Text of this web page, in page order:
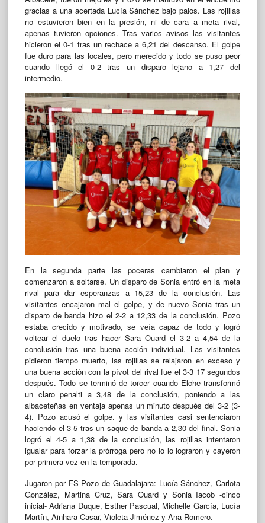
gracias a una acertada Lucía Sánchez bajo palos. Las rojillas
no estuvieron bien en la presión, ni de cara a meta rival,
apenas tuvieron opciones. Tras varios avisos las visitantes
hicieron el 0-1 tras un rechace a 6,21 del descanso. El golpe
fue duro para las locales, pero merecido y todo se puso peor
cuando llegó el 0-2 tras un disparo lejano a 1,27 del
intermedio.
En la segunda parte las poceras cambiaron el plan y
comenzaron a soltarse. Un disparo de Sonia entró en la meta
rival para dar esperanzas a 15,23 de la conclusión. Las
visitantes encajaron mal el golpe, y de nuevo Sonia tras un
disparo de banda hizo el 2-2 a 12,33 de la conclusión. Pozo
estaba crecido y motivado, se veía capaz de todo y logró
voltear el duelo tras hacer Sara Ouard el 3-2 a 4,54 de la
conclusión tras una buena acción individual. Las visitantes
pidieron tiempo muerto, las rojillas se relajaron en exceso y
una buena acción con la pívot del rival fue el 3-3 17 segundos
después. Todo se terminó de torcer cuando Elche transformó
un claro penalti a 3,48 de la conclusión, poniendo a las
albaceteñas en ventaja apenas un minuto después del 3-2 (3-
4). Pozo acusó el golpe. y las visitantes casi sentenciaron
haciendo el 3-5 tras un saque de banda a 2,30 del final. Sonia
logró el 4-5 a 1,38 de la conclusión, las rojillas intentaron
igualar para forzar la prórroga pero no lo lo lograron y cayeron
por primera vez en la temporada.
Jugaron por FS Pozo de Guadalajara: Lucía Sánchez, Carlota
González, Martina Cruz, Sara Ouard y Sonia Iacob -cinco
inicial- Adriana Duque, Esther Pascual, Michelle García, Lucía
Martín, Ainhara Casar, Violeta Jiménez y Ana Romero.